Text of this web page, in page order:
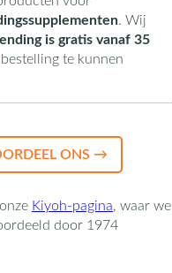
. Wij
is gratis vanaf 35
te kunnen
ONS →
Kiyoh-pagina, waar we
door 1974